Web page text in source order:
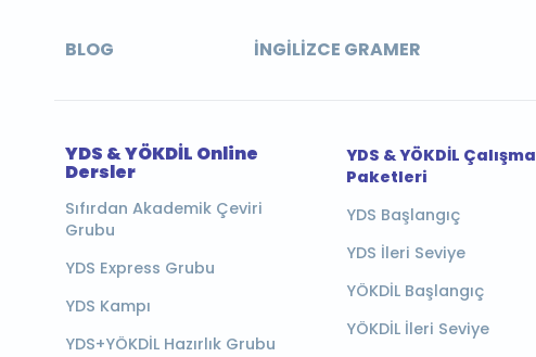
BLOG İNGILIZCE GRAMER
YDS & YÖKDİL Online
Dersler
Sıfırdan Akademik Çeviri
Grubu
YDS Express Grubu
YDS Kampı
YDS+YÖKDİL Hazırlık Grubu
YDS & YÖKDİL Çalışma
Paketleri
YDS Başlangıç
YDS İleri Seviye
YÖKDİL Başlangıç
YÖKDİL İleri Seviye